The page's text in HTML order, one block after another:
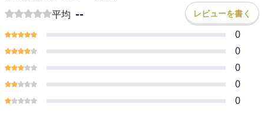
平均 -- レビューを書く
0
0
0
0
0